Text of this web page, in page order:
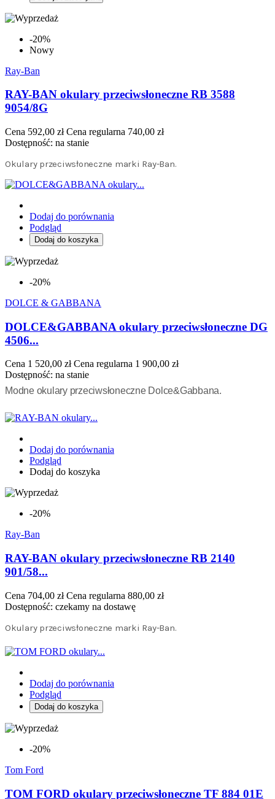
-20%
Nowy
Ray-Ban
RAY-BAN okulary przeciwsłoneczne RB 3588
9054/8G
Cena 592,00 zł Cena regularna 740,00 zł
Dostępność: na stanie
Okulary przeciwsłoneczne marki Ray-Ban.
Dodaj do porównania
Podgląd
Dodaj do koszyka
-20%
DOLCE & GABBANA
DOLCE&GABBANA okulary przeciwsłoneczne DG
4506...
Cena 1 520,00 zł Cena regularna 1 900,00 zł
Dostępność: na stanie
Modne okulary przeciwsłoneczne Dolce&Gabbana.
Dodaj do porównania
Podgląd
Dodaj do koszyka
-20%
Ray-Ban
RAY-BAN okulary przeciwsłoneczne RB 2140
901/58...
Cena 704,00 zł Cena regularna 880,00 zł
Dostępność: czekamy na dostawę
Okulary przeciwsłoneczne marki Ray-Ban.
Dodaj do porównania
Podgląd
Dodaj do koszyka
-20%
Tom Ford
TOM FORD okulary przeciwsłoneczne TF 884 01E